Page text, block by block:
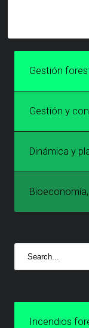
Gestión
Gestión y
Dinámica y
Incendios